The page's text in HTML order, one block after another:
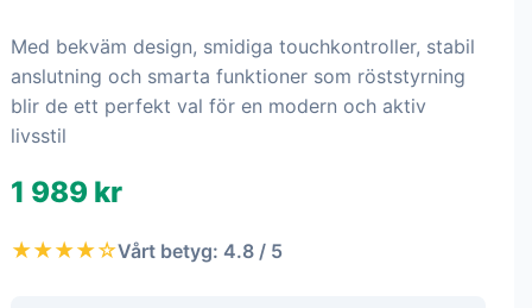
Med bekväm design, smidiga touchkontroller, stabil
anslutning och smarta funktioner som röststyrning
blir de ett perfekt val för en modern och aktiv
livsstil
1 989 kr
★★★★☆Vårt betyg: 4.8 / 5